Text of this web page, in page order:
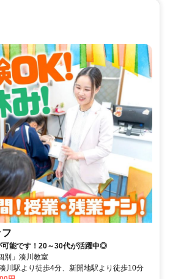
可能です！20～30代が活躍中◎
別」湊川教室
川駅より徒歩4分、新開地駅より徒歩10分